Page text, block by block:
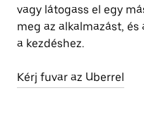
vagy látogass el egy
meg az alkalmazást,
a kezdéshez.
Kérj fuvar az Uberrel